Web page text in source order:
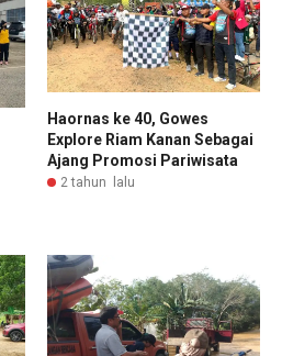
Haornas ke 40, Gowes
Explore Riam Kanan Sebagai
Ajang Promosi Pariwisata
2 tahun lalu